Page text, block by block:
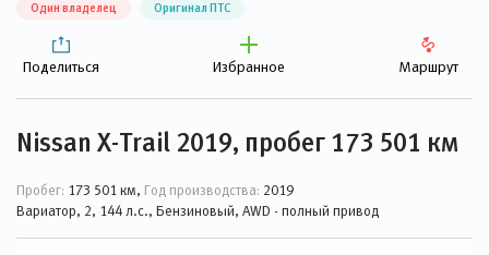
Один владелец Оригинал ПТС
Поделиться Избранное Маршрут
Nissan X-Trail 2019, пробег 173 501 км
Пробег: 173 501 км, Год производства: 2019
Вариатор, 2, 144 л.с., Бензиновый, AWD - полный привод